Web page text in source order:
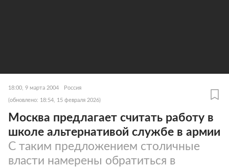
18:00, 9 марта 2004 Россия
(обновлено: 18:54, 15 февраля 2026)
Москва предлагает считать работу в
школе альтернативой службе в армии
С таким предложением столичные
власти намерены обратиться в